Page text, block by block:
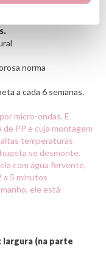
norma
a cada 6 semanas.
micro-ondas. E
PP e cuja montagem
altas temperaturas
se desmonte.
com água fervente,
a 5 minutos
ele está
largura (na parte